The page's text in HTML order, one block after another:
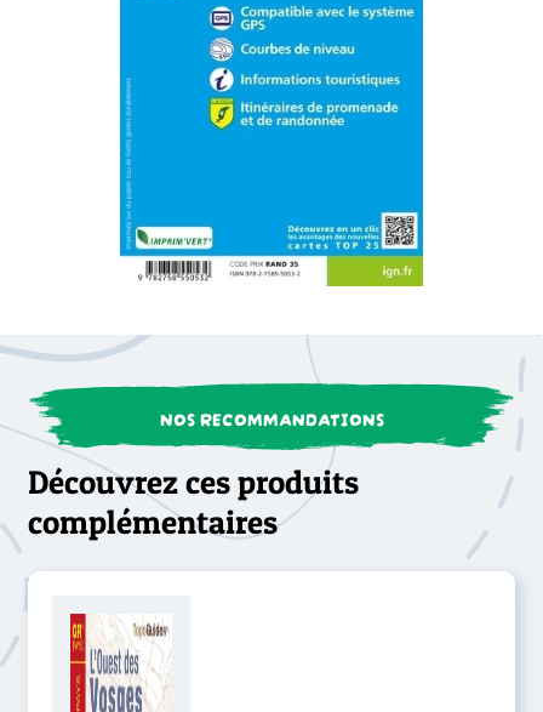
NOS RECOMMANDATIONS
Découvrez ces produits
complémentaires